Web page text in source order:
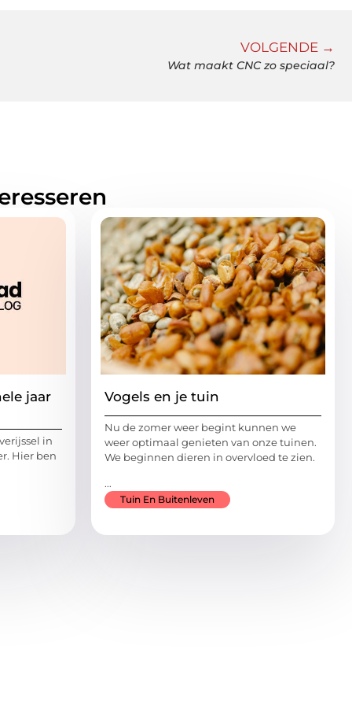
VOLGENDE →
Wat maakt CNC zo speciaal?
jaar
in
Hier ben
Vogels en je tuin
Nu de zomer weer begint kunnen we
weer optimaal genieten van onze tuinen.
We beginnen dieren in overvloed te zien.
...
Tuin En Buitenleven